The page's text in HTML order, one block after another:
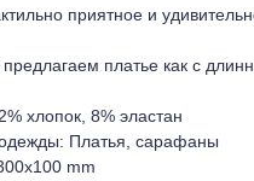
приятное и
платье как с
хлопок, 8% эластан
Платья, сарафаны
mm